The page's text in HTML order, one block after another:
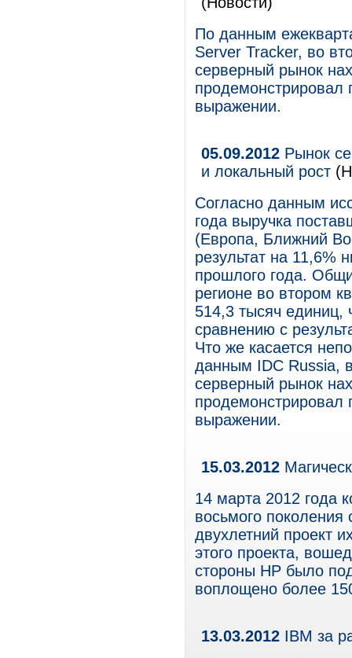
По данным
Server Tracker, во
серверный рынок
продемонстрировал
выражении.
05.09.2012 Рынок
и локальный рост
Согласно данным
года выручка
(Европа, Ближний
результат на 11,6%
прошлого года.
регионе во втором
514,3 тысяч единиц,
сравнению с
Что же касается
данным IDC Russia,
серверный рынок
продемонстрировал
выражении.
15.03.2012
14 марта 2012 года
восьмого
двухлетний проект
этого проекта,
стороны HP было
воплощено более
13.03.2012 IBM за